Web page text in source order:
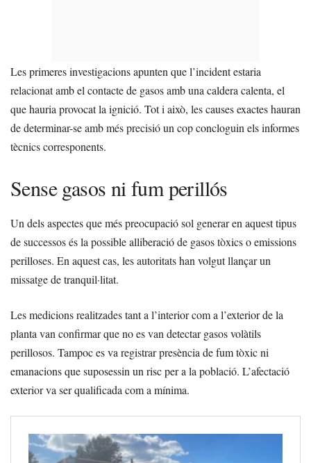
Les primeres investigacions apunten que l’incident estaria
relacionat amb el contacte de gasos amb una caldera calenta, el
que hauria provocat la ignició. Tot i això, les causes exactes hauran
de determinar-se amb més precisió un cop concloguin els informes
tècnics corresponents.
Sense gasos ni fum perillós
Un dels aspectes que més preocupació sol generar en aquest tipus
de successos és la possible alliberació de gasos tòxics o emissions
perilloses. En aquest cas, les autoritats han volgut llançar un
missatge de tranquil·litat.
Les medicions realitzades tant a l’interior com a l’exterior de la
planta van confirmar que no es van detectar gasos volàtils
perillosos. Tampoc es va registrar presència de fum tòxic ni
emanacions que suposessin un risc per a la població. L’afectació
exterior va ser qualificada com a mínima.